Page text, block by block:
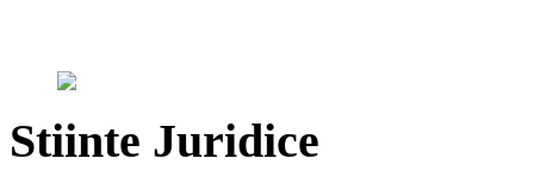
Stiinte Juridice